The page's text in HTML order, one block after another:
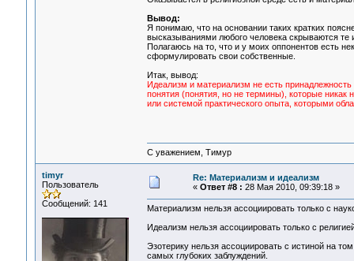
Вывод:
Я понимаю, что на основании таких кратких
высказываниями любого человека скрываются те
Полагаюсь на то, что и у моих оппонентов есть
сформулировать свои собственные.
Итак, вывод:
Идеализм и материализм не есть
понятия (понятия, но не термины), которые никак
или системой практического опыта, которыми
С уважением, Тимур
timyr
Пользователь
Сообщений: 141
Re: Материализм и идеализм
« Ответ #8 : 28 Мая 2010, 09:39:18 »
Материализм нельзя ассоциировать только с
Идеализм нельзя ассоциировать только с
Эзотерику нельзя ассоциировать с истиной на
самых глубоких заблуждений.